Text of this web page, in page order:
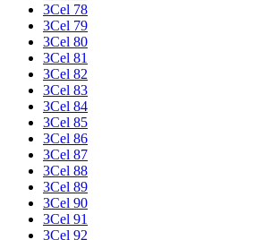
3Cel 78
3Cel 79
3Cel 80
3Cel 81
3Cel 82
3Cel 83
3Cel 84
3Cel 85
3Cel 86
3Cel 87
3Cel 88
3Cel 89
3Cel 90
3Cel 91
3Cel 92